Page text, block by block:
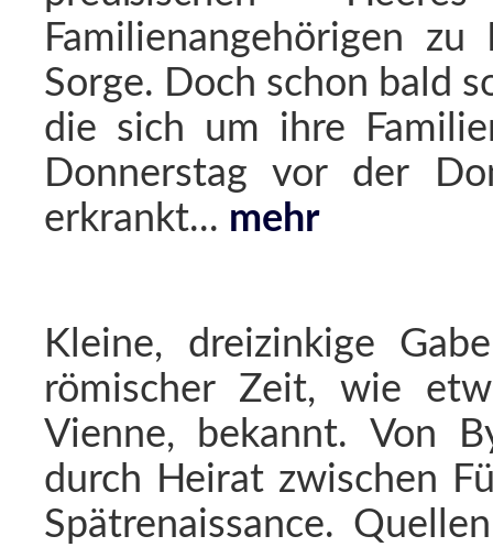
Familienangehörigen
Sorge. Doch schon bald
die sich um ihre
Donnerstag vor der
erkrankt... mehr
Kleine, dreizinkige
römischer Zeit, wie
Vienne, bekannt. Von
durch Heirat zwischen
Spätrenaissance.